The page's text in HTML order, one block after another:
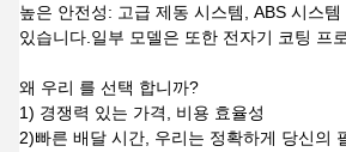
높은 안전성: 고급 제동 시스템, ABS 시스
있습니다.일부 모델은 또한 전자기 코팅 프
왜 우리 를 선택 합니까?
1) 경쟁력 있는 가격, 비용 효율성
2)빠른 배달 시간, 우리는 정확하게 당신의